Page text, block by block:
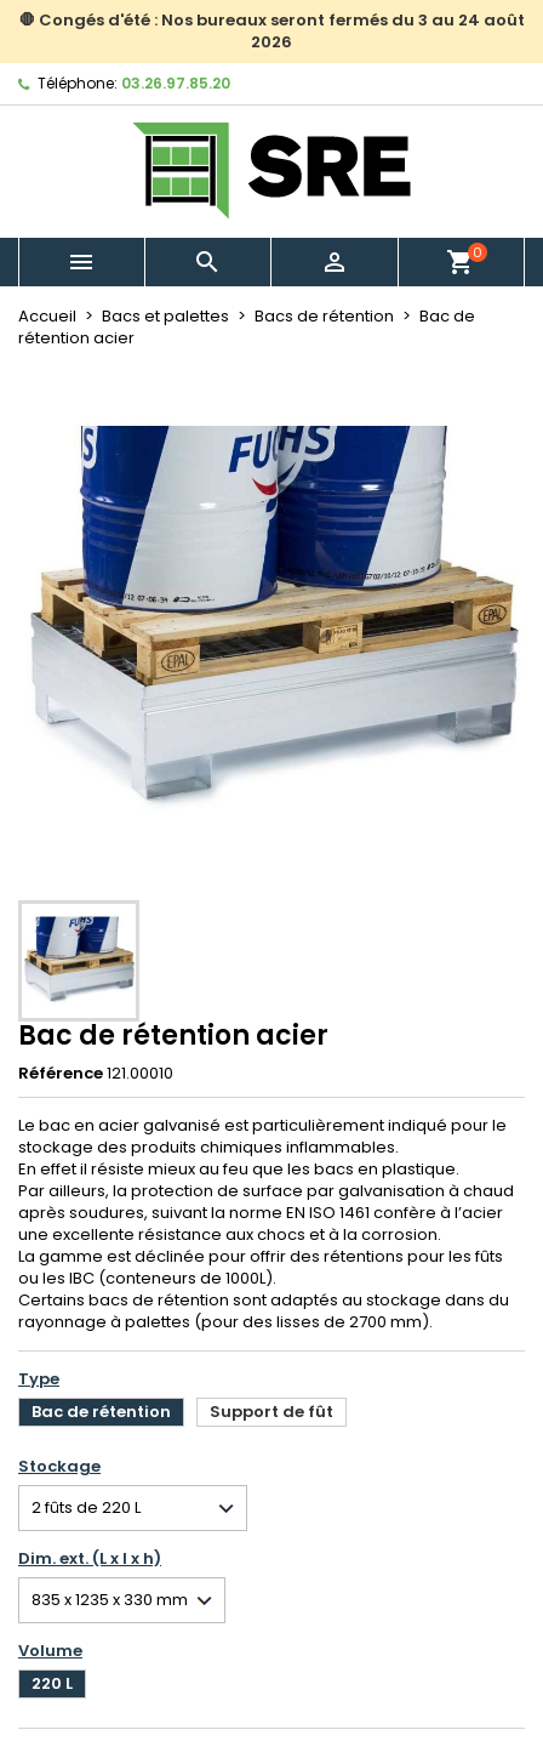
🛑 Congés d'été : Nos bureaux seront fermés du 3 au 24 août
2026
Téléphone: 03.26.97.85.20
   shopping_cart0
Accueil Bacs et palettes Bacs de rétention
Bac de
rétention acier
Bac de rétention acier
Référence121.00010
Le bac en acier galvanisé est particulièrement indiqué pour le
stockage des produits chimiques inflammables.
En effet il résiste mieux au feu que les bacs en plastique.
Par ailleurs, la protection de surface par galvanisation à chaud
après soudures, suivant la norme EN ISO 1461 confère à l’acier
une excellente résistance aux chocs et à la corrosion.
La gamme est déclinée pour offrir des rétentions pour les fûts
ou les IBC (conteneurs de 1000L).
Certains bacs de rétention sont adaptés au stockage dans du
rayonnage à palettes (pour des lisses de 2700 mm).
Type
Bac de rétention
Support de fût
Stockage
Dim. ext. (L x l x h)
Volume
220 L